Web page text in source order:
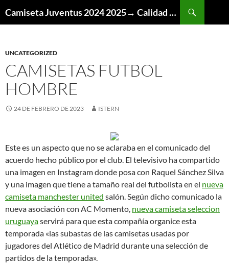
Camiseta Juventus 2024 2025→ Calidad Thai AAA
UNCATEGORIZED
CAMISETAS FUTBOL
HOMBRE
24 DE FEBRERO DE 2023 ISTERN
Este es un aspecto que no se aclaraba en el comunicado del
acuerdo hecho público por el club. El televisivo ha compartido
una imagen en Instagram donde posa con Raquel Sánchez Silva
y una imagen que tiene a tamaño real del futbolista en el nueva
camiseta manchester united salón. Según dicho comunicado la
nueva asociación con AC Momento, nueva camiseta seleccion
uruguayaservirá para que esta compañía organice esta
temporada «las subastas de las camisetas usadas por
jugadores del Atlético de Madrid durante una selección de
partidos de la temporada».